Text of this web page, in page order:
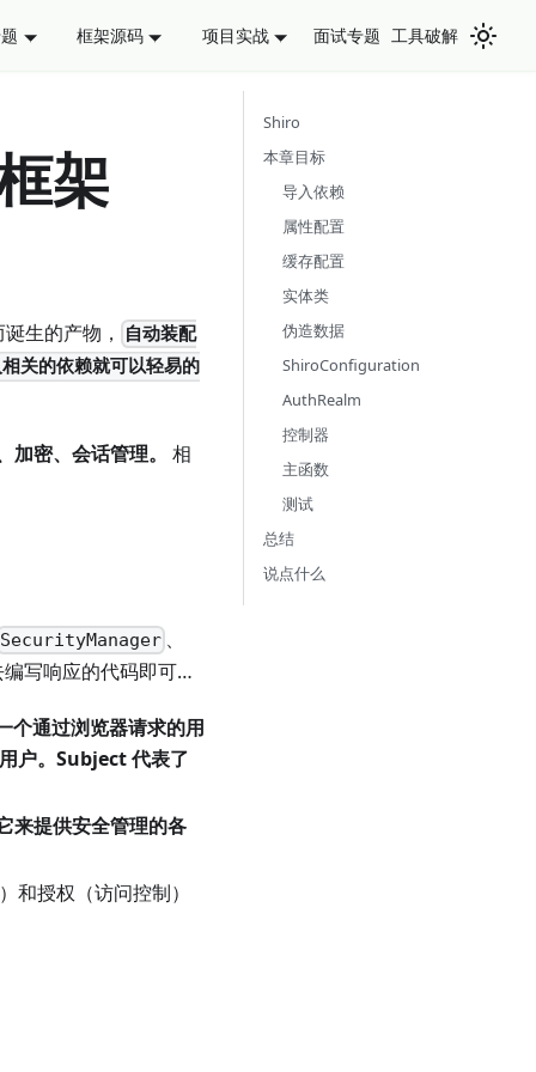
框架源码 项目实战 面试专题 工具破解
架
生的产物，
自动装配
关的依赖就可以轻易的
密、会话管理。 相
SecurityManager 、
写响应的代码即可…
个通过浏览器请求的用
户。Subject 代表了
来提供安全管理的各
和授权（访问控制）
Shiro
本章目标
导入依赖
属性配置
缓存配置
实体类
伪造数据
ShiroConfiguration
AuthRealm
控制器
主函数
测试
总结
说点什么